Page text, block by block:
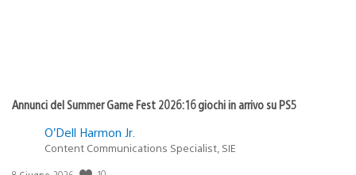
Annunci del Summer Game Fest 2026: 16 giochi in arrivo su PS5
O’Dell Harmon Jr.
Content Communications Specialist, SIE